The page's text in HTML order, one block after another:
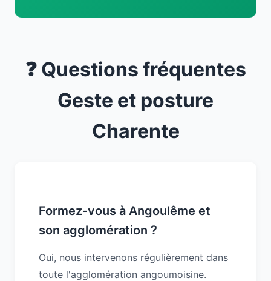
❓ Questions fréquentes
Geste et posture
Charente
Formez-vous à Angoulême et
son agglomération ?
Oui, nous intervenons régulièrement dans
toute l'agglomération angoumoisine.